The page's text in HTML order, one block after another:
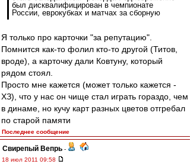
был дисквалифицирован в чемпионате
России, еврокубках и матчах за сборную
Я только про карточки "за репутацию".
Помнится как-то фолил кто-то другой (Титов,
вроде), а карточку дали Ковтуну, который
рядом стоял.
Просто мне кажется (может только кажется -
ХЗ), что у нас он чище стал играть гораздо, чем
в динаме, но кучу карт разных цветов отгребал
по старой памяти
Последнее сообщение
Свирепый Вепрь -
18 июл 2011 09:58